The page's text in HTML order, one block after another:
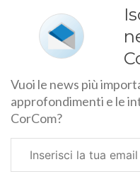
Vuoi le news più
approfondimenti e le
CorCom?
aziendale